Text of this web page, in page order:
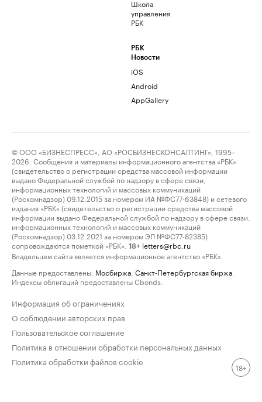
Школа
управления
РБК
РБК
Новости
iOS
Android
AppGallery
© ООО «БИЗНЕСПРЕСС», АО «РОСБИЗНЕСКОНСАЛТИНГ», 1995–
2026. Сообщения и материалы информационного агентства «РБК»
(свидетельство о регистрации средства массовой информации
выдано Федеральной службой по надзору в сфере связи,
информационных технологий и массовых коммуникаций
(Роскомнадзор) 09.12.2015 за номером ИА №ФС77-63848) и сетевого
издания «РБК» (свидетельство о регистрации средства массовой
информации выдано Федеральной службой по надзору в сфере связи,
информационных технологий и массовых коммуникаций
(Роскомнадзор) 03.12.2021 за номером ЭЛ №ФС77-82385)
сопровождаются пометкой «РБК».
18+ letters@rbc.ru
Владельцем сайта является информационное агентство «РБК».
Данные предоставлены: Мосбиржа Санкт-Петербургская биржа
Индексы облигаций предоставлены Cbonds.
Информация об ограничениях
О соблюдении авторских прав
Пользовательское соглашение
Политика в отношении обработки персональных данных
Политика обработки файлов cookie
18+